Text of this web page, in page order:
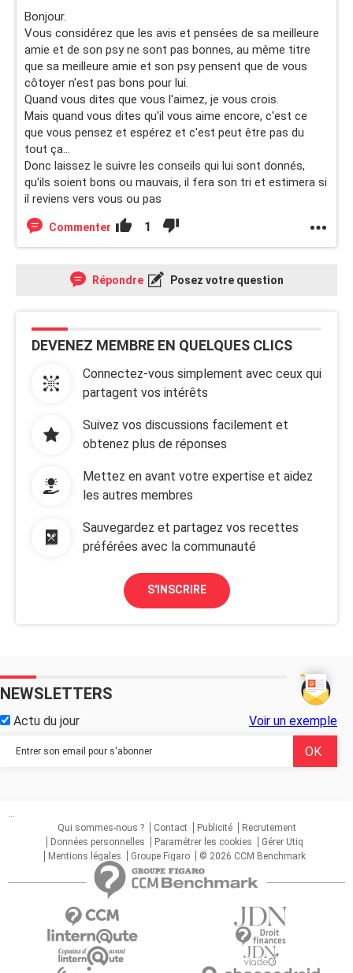
Bonjour.
Vous considérez que les avis et pensées de sa meilleure
amie et de son psy ne sont pas bonnes, au même titre
que sa meilleure amie et son psy pensent que de vous
côtoyer n'est pas bons pour lui.
Quand vous dites que vous l'aimez, je vous crois.
Mais quand vous dites qu'il vous aime encore, c'est ce
que vous pensez et espérez et c'est peut être pas du
tout ça...
Donc laissez le suivre les conseils qui lui sont donnés,
qu'ils soient bons ou mauvais, il fera son tri et estimera si
il reviens vers vous ou pas
Commenter 1
Répondre Posez votre question
DEVENEZ MEMBRE EN QUELQUES CLICS
Connectez-vous simplement avec ceux qui
partagent vos intérêts
Suivez vos discussions facilement et
obtenez plus de réponses
Mettez en avant votre expertise et aidez
les autres membres
Sauvegardez et partagez vos recettes
préférées avec la communauté
S'INSCRIRE
NEWSLETTERS
Actu du jour Voir un exemple
...
Qui sommes-nous ?
Contact Publicité
Recrutement
Données personnelles
Paramétrer les cookies
Gérer Utiq
Mentions légales
Groupe Figaro © 2026 CCM Benchmark